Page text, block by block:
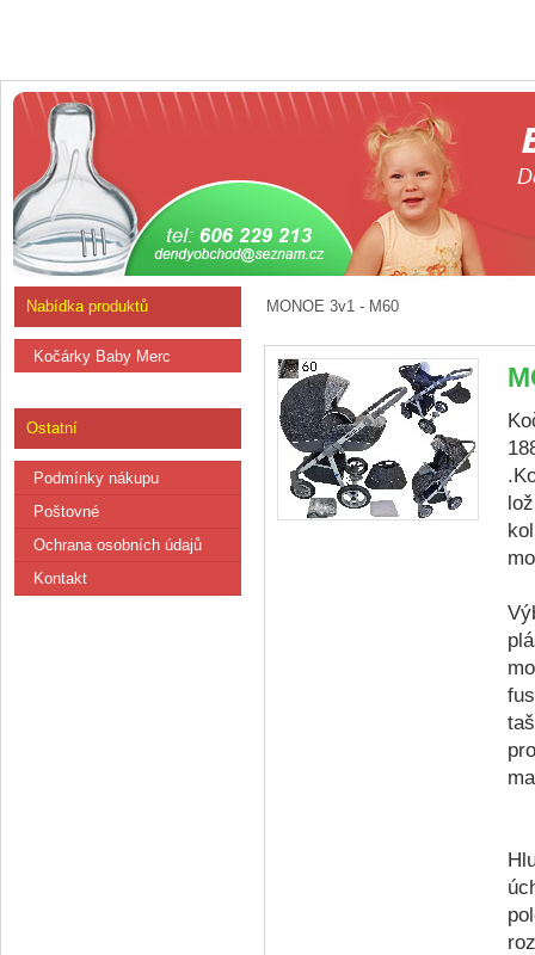
Nabídka produktů
Kočárky Baby Merc
Ostatní
Podmínky nákupu
Poštovné
Ochrana osobních údajů
Kontakt
MONOE 3v1 - M60